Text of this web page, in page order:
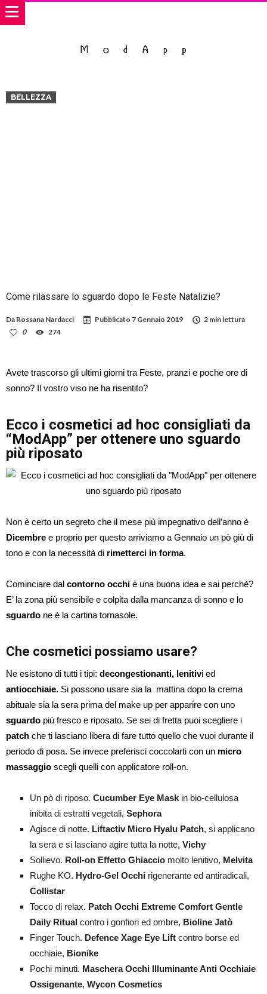
BELLEZZA
Come rilassare lo sguardo dopo le Feste Natalizie?
Da Rossana Nardacci Pubblicato 7 Gennaio 2019
2 min lettura
0
274
Avete trascorso gli ultimi giorni tra Feste, pranzi e poche ore di
sonno? Il vostro viso ne ha risentito?
Ecco i cosmetici ad hoc consigliati da
“ModApp” per ottenere uno sguardo
più riposato
Non è certo un segreto che il mese più impegnativo dell’anno è
Dicembre e proprio per questo arriviamo a Gennaio un pò giù di
tono e con la necessità di rimetterci in forma.
Cominciare dal contorno occhi è una buona idea e sai perchè?
E’ la zona più sensibile e colpita dalla mancanza di sonno e lo
sguardo ne è la cartina tornasole.
Che cosmetici possiamo usare?
Ne esistono di tutti i tipi: decongestionanti, lenitivi ed
antiocchiaie. Si possono usare sia la mattina dopo la crema
abituale sia la sera prima del make up per apparire con uno
sguardo più fresco e riposato. Se sei di fretta puoi scegliere i
patch che ti lasciano libera di fare tutto quello che vuoi durante il
periodo di posa. Se invece preferisci coccolarti con un micro
massaggio scegli quelli con applicatore roll-on.
Un pò di riposo. Cucumber Eye Mask in bio-cellulosa
inibita di estratti vegetali, Sephora
Agisce di notte. Liftactiv Micro Hyalu Patch, si applicano
la sera e si lasciano agire tutta la notte, Vichy
Sollievo. Roll-on Effetto Ghiaccio molto lenitivo, Melvita
Rughe KO. Hydro-Gel Occhi rigenerante ed antiradicali,
Collistar
Tocco di relax. Patch Occhi Extreme Comfort Gentle
Daily Ritual contro i gonfiori ed ombre, Bioline Jatò
Finger Touch. Defence Xage Eye Lift contro borse ed
occhiaie, Bionike
Pochi minuti. Maschera Occhi Illuminante Anti Occhiaie
Ossigenante, Wycon Cosmetics